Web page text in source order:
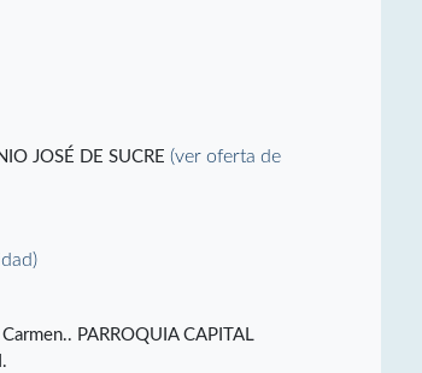
JOSÉ DE SUCRE(ver oferta de
PARROQUIA CAPITAL